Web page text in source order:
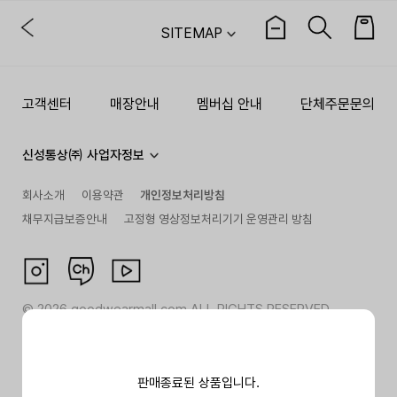
판매종료된 상품입니다.
SITEMAP
고객센터 매장안내 멤버십 안내 단체주문문의
신성통상㈜ 사업자정보
회사소개 이용약관
개인정보처리방침
채무지급보증안내
고정형 영상정보처리기기 운영관리 방침
©2026goodwearmall.com ALL RIGHTS RESERVED